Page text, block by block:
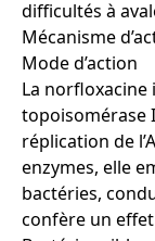
difficultés à
Mécanisme
Mode d’action
La norfloxacine
topoisomérase
réplication de
enzymes, elle
bactéries,
confère un